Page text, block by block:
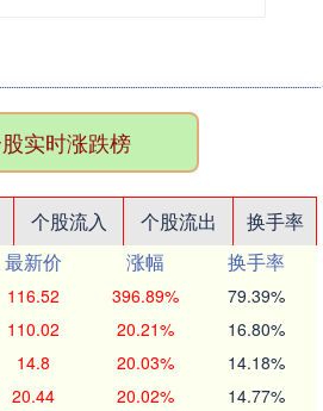
实时涨跌榜
个股流入 个股流出
换手率
最新价 涨幅
换手率
116.52 396.89% 79.39%
110.02 20.21% 16.80%
14.8 20.03% 14.18%
20.44 20.02% 14.77%